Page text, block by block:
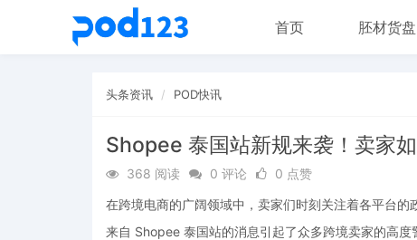
首页 胚材货盘
头条资讯 POD快讯
Shopee 泰国站新规来袭！卖家
368 阅读 0 评论 0 点赞
在跨境电商的广阔领域中，卖家们时刻关注着各平台
来自 Shopee 泰国站的消息引起了众多跨境卖家的高